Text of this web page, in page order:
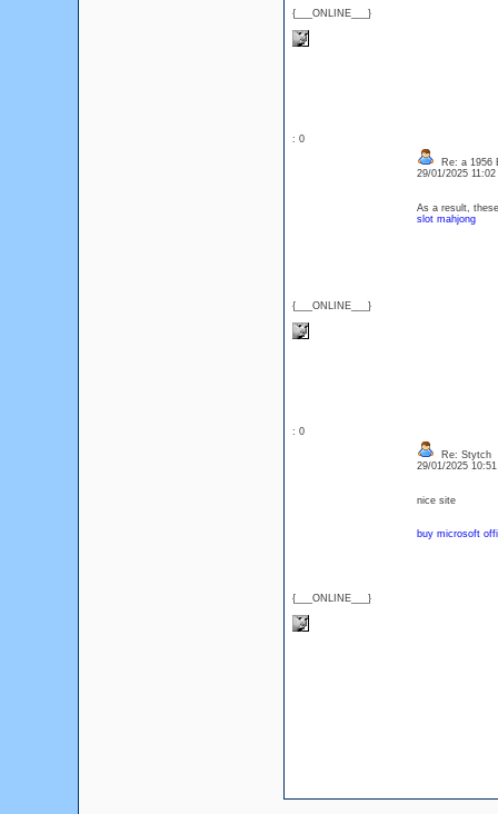
{___ONLINE___}
: 0
{___ONLINE___}
Re: a 1956
29/01/2025
As a result,
slot mahjong
: 0
{___ONLINE___}
Re: Stytch
29/01/2025
nice site
buy microsoft